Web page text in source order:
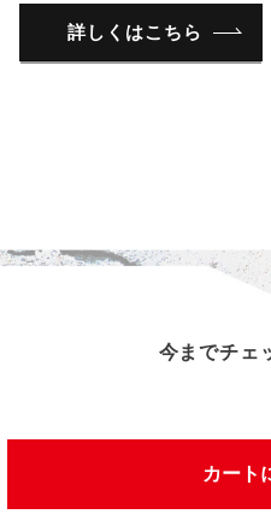
カート
詳しくはこちら
今までチェ
この商品を見た人は、